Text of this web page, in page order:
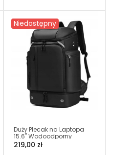
Niedostępny
Duży Plecak na Laptopa
15.6" Wodoodporny
(I030)
219,00 zł